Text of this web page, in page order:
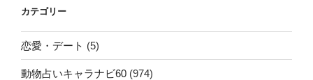
カテゴリー
恋愛・デート (5)
動物占いキャラナビ60 (974)